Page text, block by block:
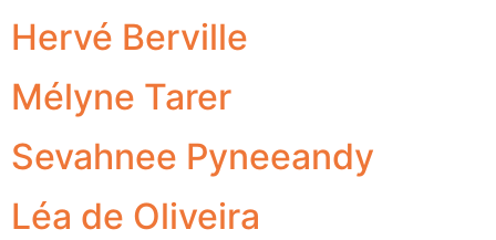
Hervé Berville
Mélyne Tarer
Sevahnee Pyneeandy
Léa de Oliveira